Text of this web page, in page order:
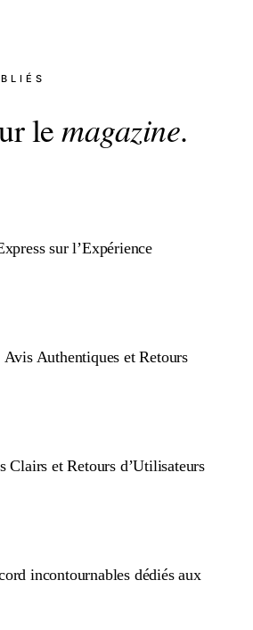
lemagazine.
sur l’Expérience
Authentiques et Retours
et Retours d’Utilisateurs
incontournables dédiés aux